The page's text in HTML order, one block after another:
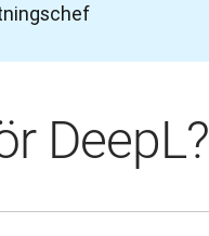
DeepL?